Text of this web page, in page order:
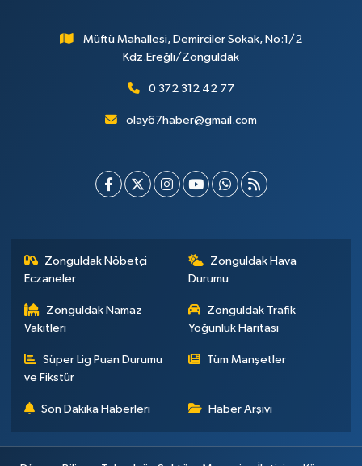
Müftü Mahallesi, Demirciler Sokak, No:1/2
Kdz.Ereğli/Zonguldak
0 372 312 42 77
olay67haber@gmail.com
Zonguldak Nöbetçi
Eczaneler
Zonguldak Hava
Durumu
Zonguldak Namaz
Vakitleri
Zonguldak Trafik
Yoğunluk Haritası
Süper Lig Puan Durumu
ve Fikstür
Tüm Manşetler
Son Dakika Haberleri Haber Arşivi